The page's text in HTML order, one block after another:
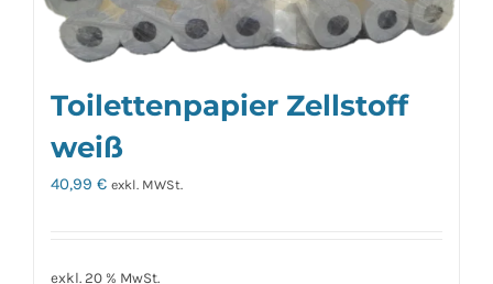
Toilettenpapier Zellstoff
weiß
40,99 € exkl. MWSt.
exkl. 20 % MwSt.